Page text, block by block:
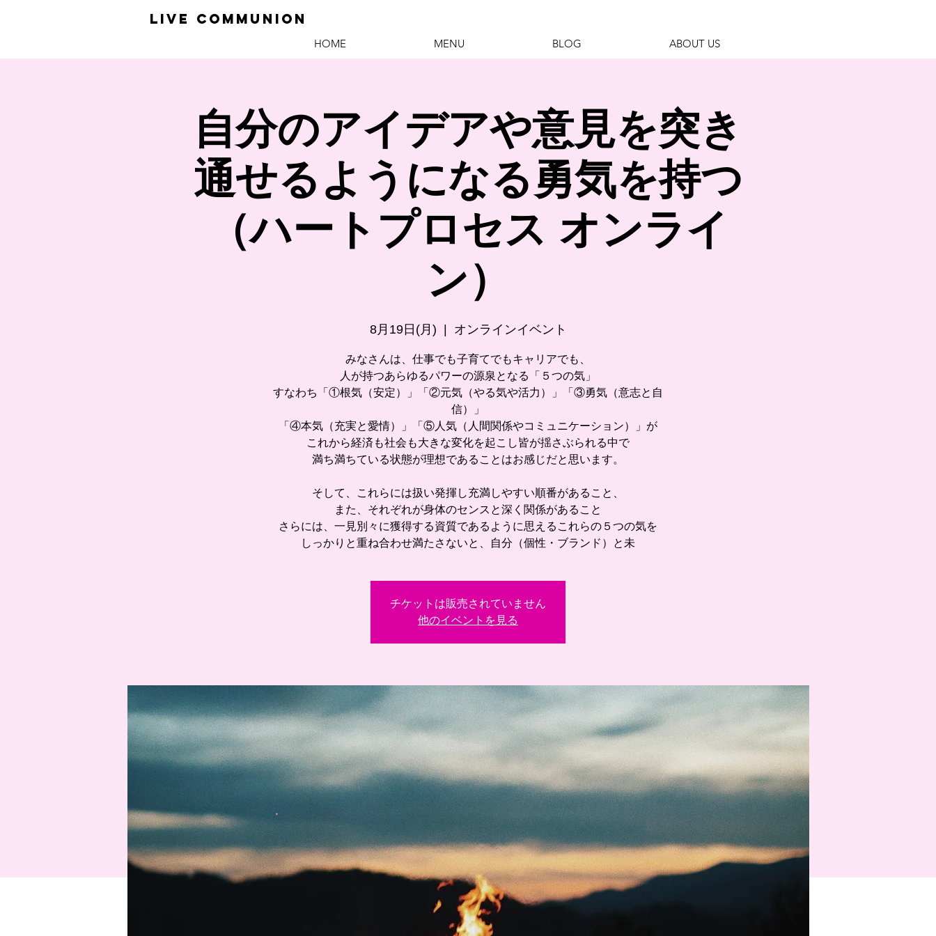
​LiVE COMMUNION
HOME MENU BLOG ABOUT US
自分のアイデアや意見を突き
通せるようになる勇気を持つ
（ハートプロセス オンライ
ン）
8月19日(月) オンラインイベント
みなさんは、仕事でも子育てでもキャリアでも、
人が持つあらゆるパワーの源泉となる「５つの気」
すなわち「①根気（安定）」「②元気（やる気や活力）」「③勇気（意志と自
信）」
「④本気（充実と愛情）」「⑤人気（人間関係やコミュニケーション）」が
これから経済も社会も大きな変化を起こし皆が揺さぶられる中で
満ち満ちている状態が理想であることはお感じだと思います。
そして、これらには扱い発揮し充満しやすい順番があること、
また、それぞれが身体のセンスと深く関係があること
さらには、一見別々に獲得する資質であるように思えるこれらの５つの気を
しっかりと重ね合わせ満たさないと、自分（個性・ブランド）と未
チケットは販売されていません
他のイベントを見る